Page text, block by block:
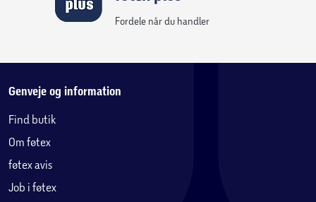
Fordele når du handler
Genveje og information
Find butik
Om føtex
føtex avis
Job i føtex